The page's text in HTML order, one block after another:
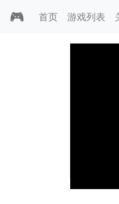
🎮 首页 游戏列表